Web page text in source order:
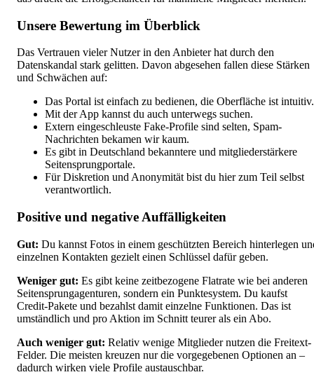
Unsere Bewertung im Überblick
Das Vertrauen vieler Nutzer in den Anbieter hat durch den
Datenskandal stark gelitten. Davon abgesehen fallen diese Stärken
und Schwächen auf:
Das Portal ist einfach zu bedienen, die Oberfläche ist intuitiv.
Mit der App kannst du auch unterwegs suchen.
Extern eingeschleuste Fake-Profile sind selten, Spam-
Nachrichten bekamen wir kaum.
Es gibt in Deutschland bekanntere und mitgliederstärkere
Seitensprungportale.
Für Diskretion und Anonymität bist du hier zum Teil selbst
verantwortlich.
Positive und negative Auffälligkeiten
Gut: Du kannst Fotos in einem geschützten Bereich hinterlegen
einzelnen Kontakten gezielt einen Schlüssel dafür geben.
Weniger gut: Es gibt keine zeitbezogene Flatrate wie bei anderen
Seitensprungagenturen, sondern ein Punktesystem. Du kaufst
Credit-Pakete und bezahlst damit einzelne Funktionen. Das ist
umständlich und pro Aktion im Schnitt teurer als ein Abo.
Auch weniger gut: Relativ wenige Mitglieder nutzen die Freitext-
Felder. Die meisten kreuzen nur die vorgegebenen Optionen an –
dadurch wirken viele Profile austauschbar.